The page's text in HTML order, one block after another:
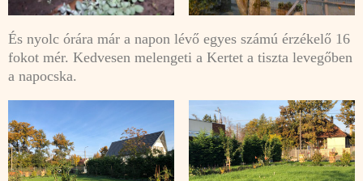
És nyolc órára már a napon lévő egyes számú érzékelő 16
fokot mér. Kedvesen melengeti a Kertet a tiszta levegőben
a napocska.